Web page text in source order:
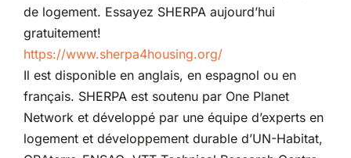
de logement. Essayez SHERPA aujourd’hui
gratuitement!
https://www.sherpa4housing.org/
Il est disponible en anglais, en espagnol ou en
français. SHERPA est soutenu par One Planet
Network et développé par une équipe d’experts en
logement et développement durable d’UN-Habitat,